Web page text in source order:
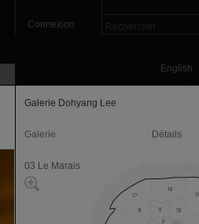
Connexion
English
Galerie Dohyang Lee
Galerie Détails
03 Le Marais